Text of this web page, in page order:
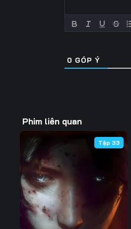
Tập 68
Tập 102 Tập 103
Tập 116
Tập 123 Tập 124
Tập 130 Tập 131
0 GÓP Ý
Phim liên quan
Tập 33